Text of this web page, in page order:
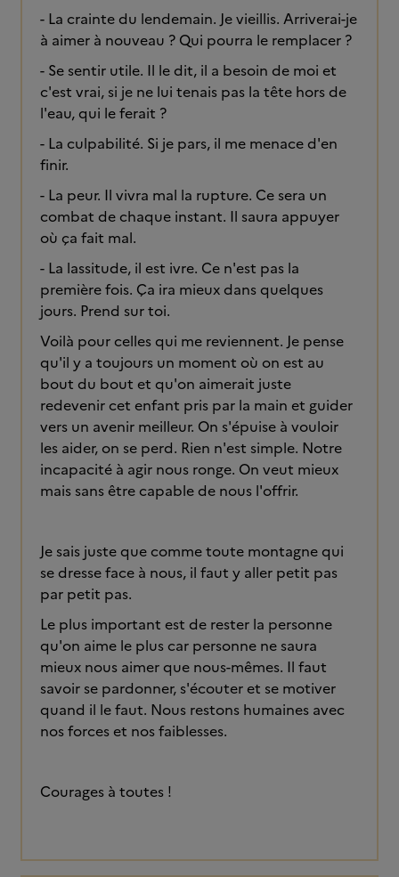
- La crainte du lendemain. Je vieillis. Arriverai-je
à aimer à nouveau ? Qui pourra le remplacer ?
- Se sentir utile. Il le dit, il a besoin de moi et
c'est vrai, si je ne lui tenais pas la tête hors de
l'eau, qui le ferait ?
- La culpabilité. Si je pars, il me menace d'en
finir.
- La peur. Il vivra mal la rupture. Ce sera un
combat de chaque instant. Il saura appuyer
où ça fait mal.
- La lassitude, il est ivre. Ce n'est pas la
première fois. Ça ira mieux dans quelques
jours. Prend sur toi.
Voilà pour celles qui me reviennent. Je pense
qu'il y a toujours un moment où on est au
bout du bout et qu'on aimerait juste
redevenir cet enfant pris par la main et guider
vers un avenir meilleur. On s'épuise à vouloir
les aider, on se perd. Rien n'est simple. Notre
incapacité à agir nous ronge. On veut mieux
mais sans être capable de nous l'offrir.
Je sais juste que comme toute montagne qui
se dresse face à nous, il faut y aller petit pas
par petit pas.
Le plus important est de rester la personne
qu'on aime le plus car personne ne saura
mieux nous aimer que nous-mêmes. Il faut
savoir se pardonner, s'écouter et se motiver
quand il le faut. Nous restons humaines avec
nos forces et nos faiblesses.
Courages à toutes !